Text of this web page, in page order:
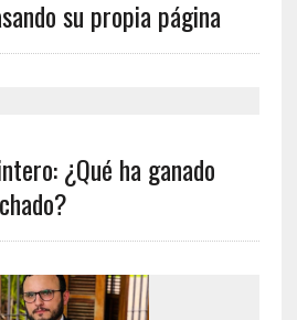
su propia página
¿Qué ha ganado